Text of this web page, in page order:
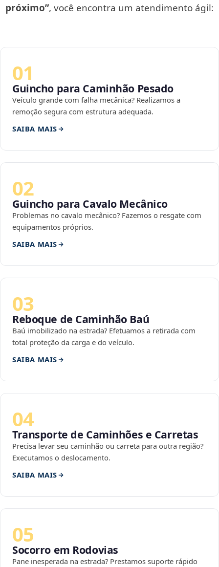
próximo”, você encontra um atendimento ágil:
01
Guincho para Caminhão Pesado
Veículo grande com falha mecânica? Realizamos a
remoção segura com estrutura adequada.
SAIBA MAIS
02
Guincho para Cavalo Mecânico
Problemas no cavalo mecânico? Fazemos o resgate com
equipamentos próprios.
SAIBA MAIS
03
Reboque de Caminhão Baú
Baú imobilizado na estrada? Efetuamos a retirada com
total proteção da carga e do veículo.
SAIBA MAIS
04
Transporte de Caminhões e Carretas
Precisa levar seu caminhão ou carreta para outra região?
Executamos o deslocamento.
SAIBA MAIS
05
Socorro em Rodovias
Pane inesperada na estrada? Prestamos suporte rápido